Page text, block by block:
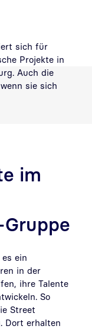
sich für
Projekte in
Auch die
sie sich
im
ein
in der
ihre Talente
So
Street
Dort erhalten